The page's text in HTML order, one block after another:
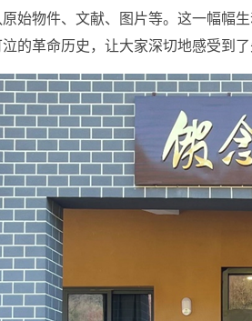
始物件、文献、图片等。这一幅幅
的革命历史，让大家深切地感受到